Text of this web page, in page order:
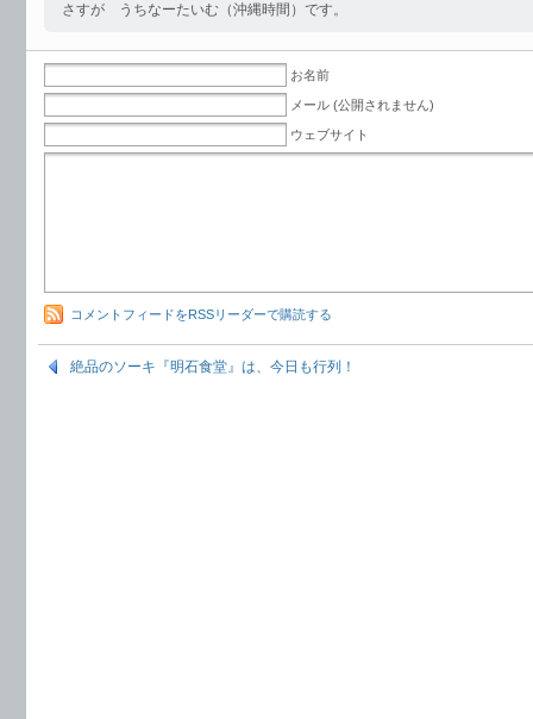
さすが うちなーたいむ（沖縄時間）です。
お名前
メール (公開されません)
ウェブサイト
コメントフィードをRSSリーダーで購読する
絶品のソーキ『明石食堂』は、今日も行列！